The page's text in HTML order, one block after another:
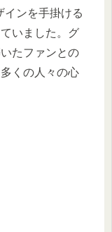
インを手掛ける
いました。グ
たファンとの
くの人々の心